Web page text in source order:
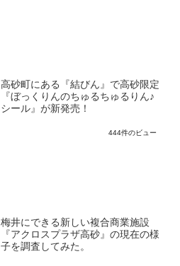
高砂町にある『結びん』で高砂限定
『ぼっくりんのちゅるちゅるりん♪
シール』が新発売！
444件のビュー
梅井にできる新しい複合商業施設
『アクロスプラザ高砂』の現在の様
子を調査してみた。